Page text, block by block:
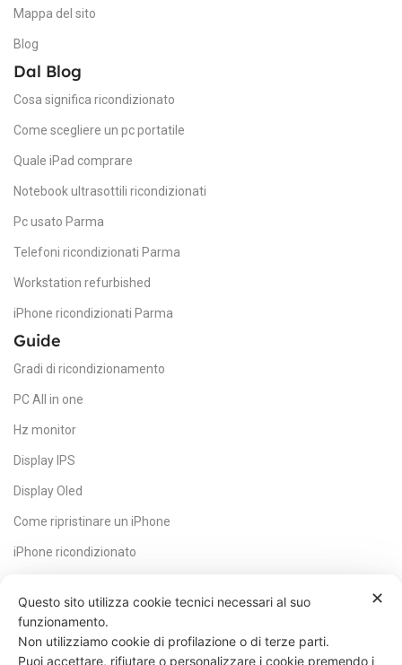
Magsafe
,
LAYOUT TASTIERA
Italiano
Mappa del sito
Blog
Dal Blog
Cosa significa ricondizionato
Come scegliere un pc portatile
Quale iPad comprare
Notebook ultrasottili ricondizionati
Pc usato Parma
Telefoni ricondizionati Parma
Workstation refurbished
iPhone ricondizionati Parma
Guide
Gradi di ricondizionamento
PC All in one
Hz monitor
Display IPS
Display Oled
Come ripristinare un iPhone
iPhone ricondizionato
Scheda madre
✕
Questo sito utilizza cookie tecnici necessari al suo
funzionamento.
Non utilizziamo cookie di profilazione o di terze parti.
Puoi accettare, rifiutare o personalizzare i cookie premendo i